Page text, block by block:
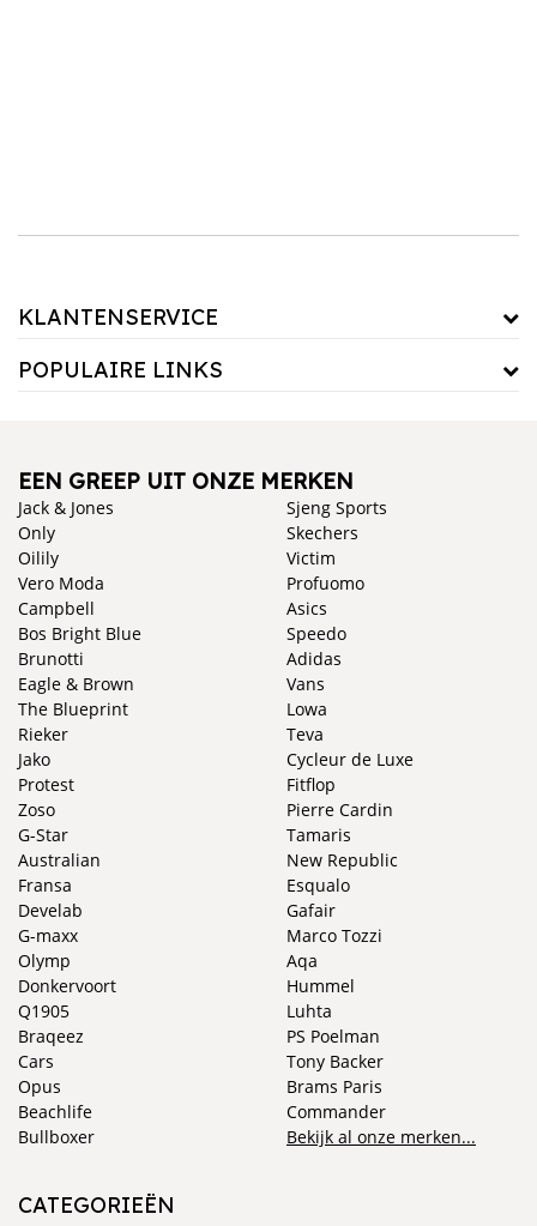
KLANTENSERVICE
POPULAIRE LINKS
EEN GREEP UIT ONZE MERKEN
Jack & Jones
Only
Oilily
Vero Moda
Campbell
Bos Bright Blue
Brunotti
Eagle & Brown
The Blueprint
Rieker
Jako
Protest
Zoso
Sjeng Sports
Skechers
Victim
Profuomo
Asics
Speedo
Adidas
Vans
Lowa
Teva
Cycleur de Luxe
Fitflop
Pierre Cardin
G-Star
Australian
Fransa
Develab
G-maxx
Olymp
Donkervoort
Q1905
Braqeez
Cars
Opus
Beachlife
Bullboxer
Tamaris
New Republic
Esqualo
Gafair
Marco Tozzi
Aqa
Hummel
Luhta
PS Poelman
Tony Backer
Brams Paris
Commander
Bekijk al onze merken...
CATEGORIEËN